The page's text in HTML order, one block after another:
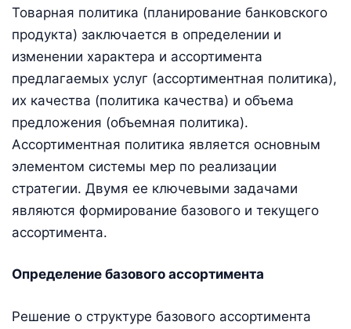
Товарная политика (планирование банковского
продукта) заключается в определении и
изменении характера и ассортимента
предлагаемых услуг (ассортиментная политика),
их качества (политика качества) и объема
предложения (объемная политика).
Ассортиментная политика является основным
элементом системы мер по реализации
стратегии. Двумя ее ключевыми задачами
являются формирование базового и текущего
ассортимента.
Определение базового ассортимента
Решение о структуре базового ассортимента